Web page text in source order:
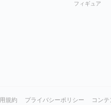
フィギュア
規約 プライバシーポリシー コン